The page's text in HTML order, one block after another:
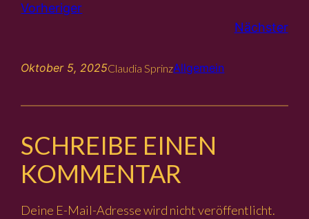
Vorheriger
Nächster
Oktober 5, 2025Claudia SprinzAllgemein
SCHREIBE EINEN
KOMMENTAR
Deine E-Mail-Adresse wird nicht veröffentlicht.